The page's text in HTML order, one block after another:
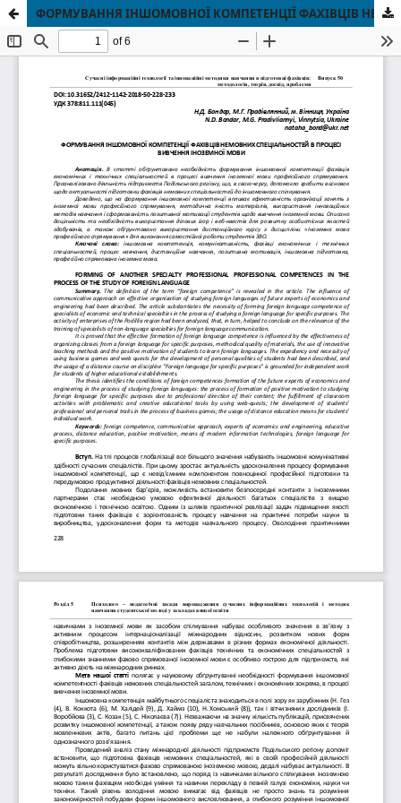
ФОРМУВАННЯ ІНШОМОВНОЇ КОМПЕТЕНЦІЇ ФАХІВЦІВ НЕМОВНИХ СПЕЦІАЛЬНОСТЕЙ В ПРОЦЕСІ ВИВЧЕННЯ ІНОЗЕМНОЇ МОВИ